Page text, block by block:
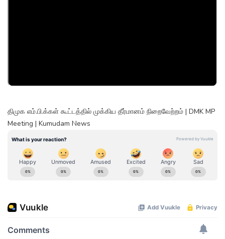
திமுக எம்.பி.க்கள் கூட்டத்தில் முக்கிய தீர்மானம் நிறைவேற்றம் | DMK MP
Meeting | Kumudam News